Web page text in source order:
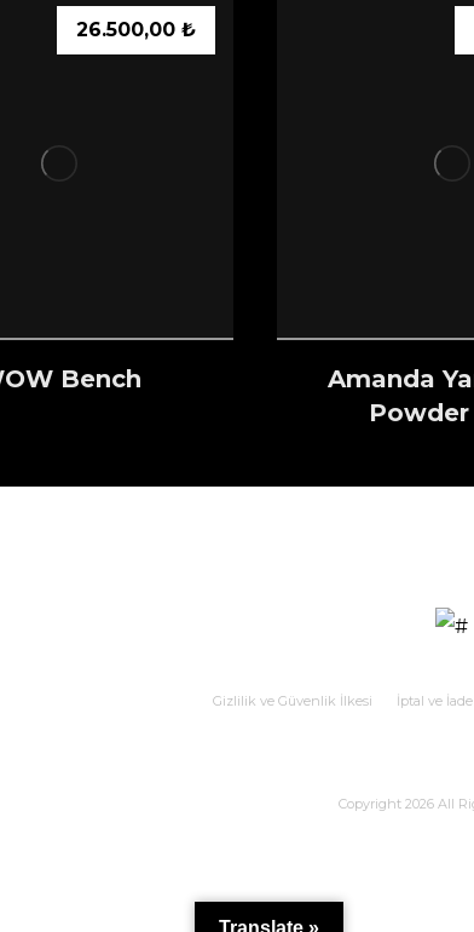
Bench
26.500,00₺
Amanda
Gizlilik ve Güvenlik İlkesi İptal ve
Copyright 2026 All
Translate »